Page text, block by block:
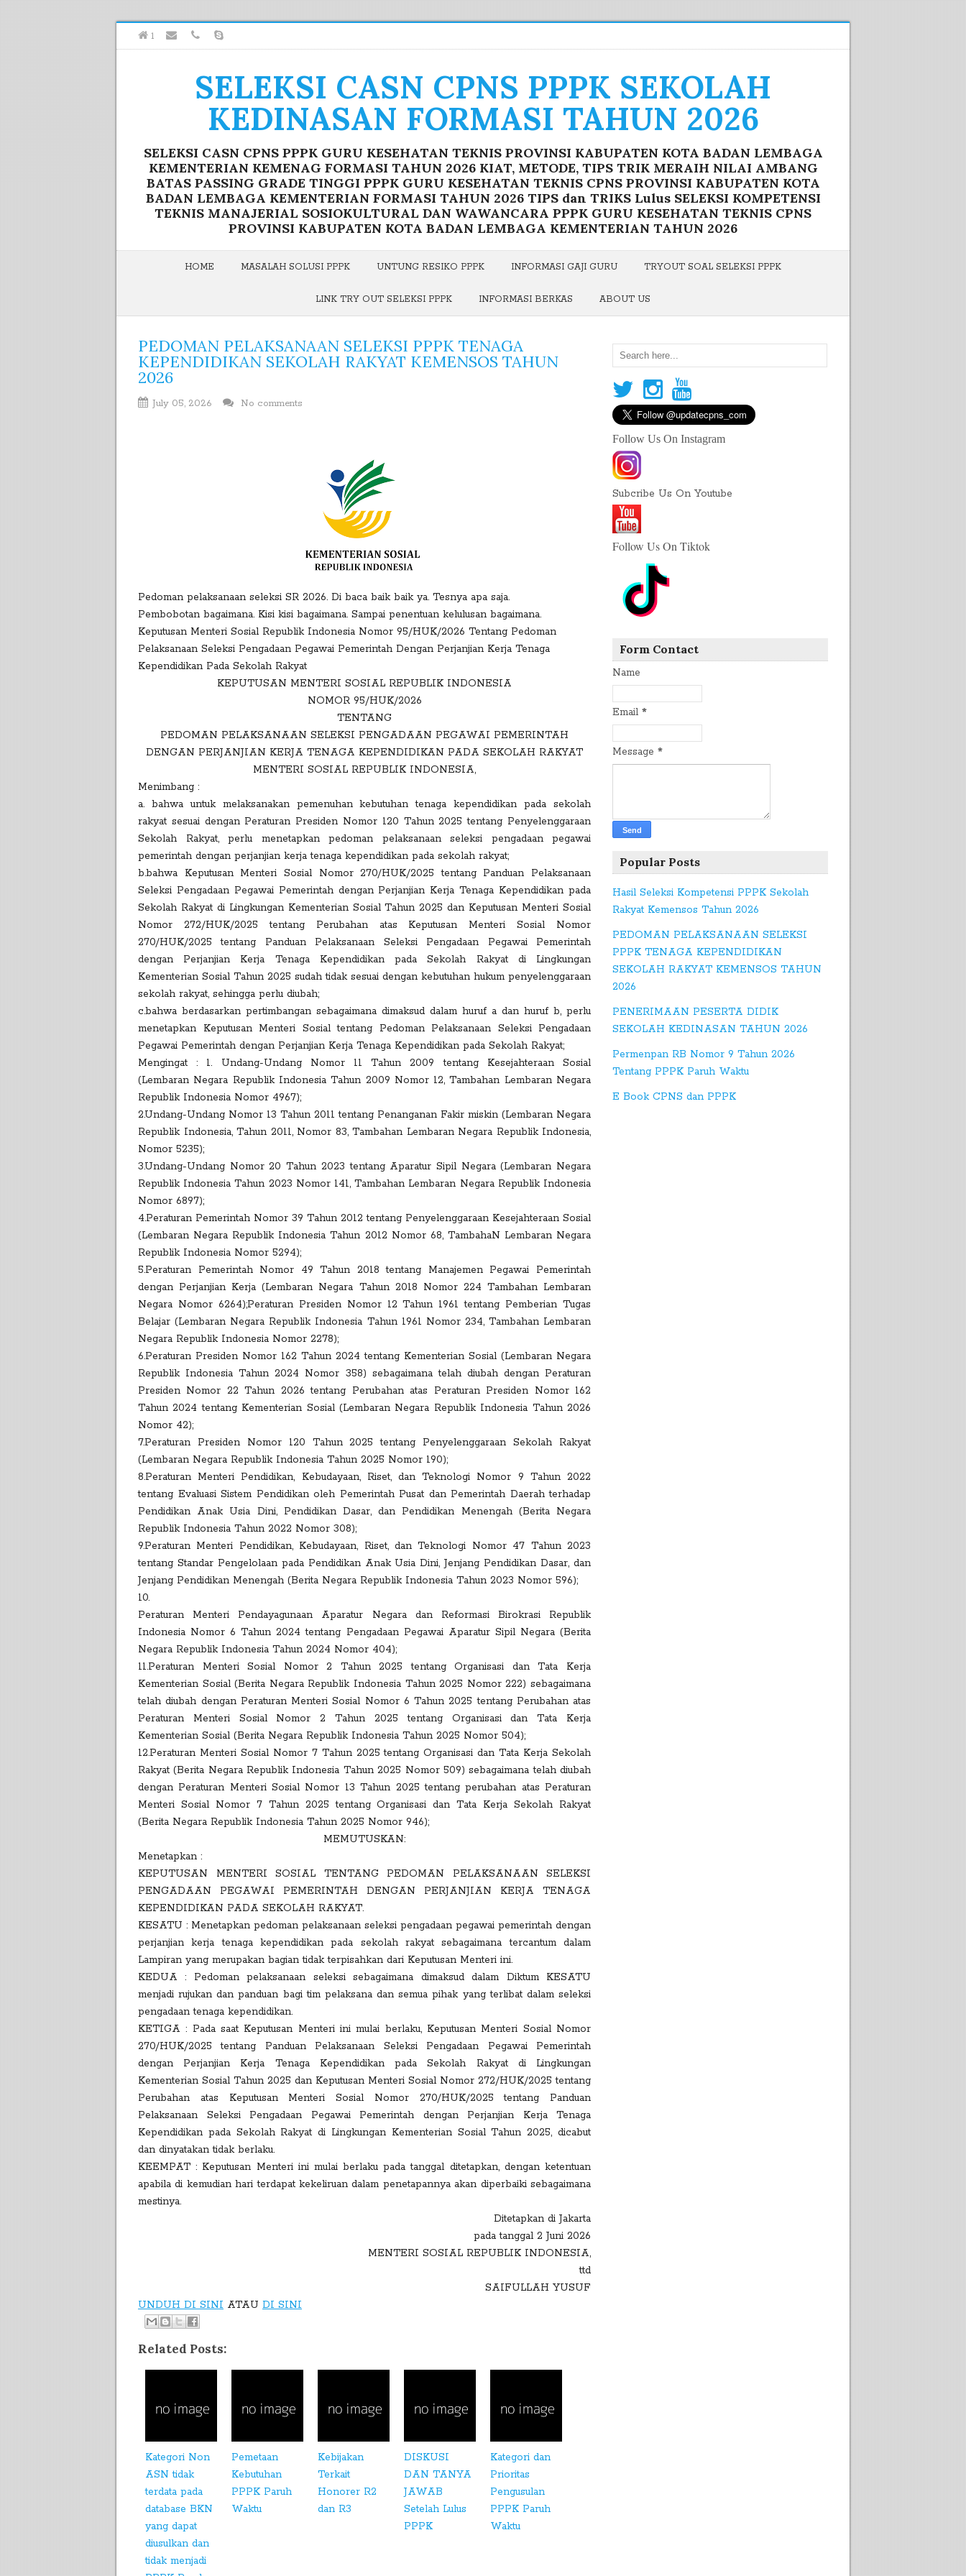
1
SELEKSI CASN CPNS PPPK SEKOLAH
KEDINASAN FORMASI TAHUN 2026
SELEKSI CASN CPNS PPPK GURU KESEHATAN TEKNIS PROVINSI KABUPATEN KOTA BADAN LEMBAGA
KEMENTERIAN KEMENAG FORMASI TAHUN 2026 KIAT, METODE, TIPS TRIK MERAIH NILAI AMBANG
BATAS PASSING GRADE TINGGI PPPK GURU KESEHATAN TEKNIS CPNS PROVINSI KABUPATEN KOTA
BADAN LEMBAGA KEMENTERIAN FORMASI TAHUN 2026 TIPS dan TRIKS Lulus SELEKSI KOMPETENSI
TEKNIS MANAJERIAL SOSIOKULTURAL DAN WAWANCARA PPPK GURU KESEHATAN TEKNIS CPNS
PROVINSI KABUPATEN KOTA BADAN LEMBAGA KEMENTERIAN TAHUN 2026
HOME MASALAH SOLUSI PPPK UNTUNG RESIKO PPPK INFORMASI GAJI GURU TRYOUT SOAL SELEKSI PPPK
LINK TRY OUT SELEKSI PPPK INFORMASI BERKAS ABOUT US
PEDOMAN PELAKSANAAN SELEKSI PPPK TENAGA
KEPENDIDIKAN SEKOLAH RAKYAT KEMENSOS TAHUN
2026
July 05, 2026 No comments
Pedoman pelaksanaan seleksi SR 2026. Di baca baik baik ya. Tesnya apa saja.
Pembobotan bagaimana. Kisi kisi bagaimana. Sampai penentuan kelulusan bagaimana.
Keputusan Menteri Sosial Republik Indonesia Nomor 95/HUK/2026 Tentang Pedoman
Pelaksanaan Seleksi Pengadaan Pegawai Pemerintah Dengan Perjanjian Kerja Tenaga
Kependidikan Pada Sekolah Rakyat
KEPUTUSAN MENTERI SOSIAL REPUBLIK INDONESIA
NOMOR 95/HUK/2026
TENTANG
PEDOMAN PELAKSANAAN SELEKSI PENGADAAN PEGAWAI PEMERINTAH
DENGAN PERJANJIAN KERJA TENAGA KEPENDIDIKAN PADA SEKOLAH RAKYAT
MENTERI SOSIAL REPUBLIK INDONESIA,
Menimbang :
a. bahwa untuk melaksanakan pemenuhan kebutuhan tenaga kependidikan pada sekolah
rakyat sesuai dengan Peraturan Presiden Nomor 120 Tahun 2025 tentang Penyelenggaraan
Sekolah Rakyat, perlu menetapkan pedoman pelaksanaan seleksi pengadaan pegawai
pemerintah dengan perjanjian kerja tenaga kependidikan pada sekolah rakyat;
b.bahwa Keputusan Menteri Sosial Nomor 270/HUK/2025 tentang Panduan Pelaksanaan
Seleksi Pengadaan Pegawai Pemerintah dengan Perjanjian Kerja Tenaga Kependidikan pada
Sekolah Rakyat di Lingkungan Kementerian Sosial Tahun 2025 dan Keputusan Menteri Sosial
Nomor 272/HUK/2025 tentang Perubahan atas Keputusan Menteri Sosial Nomor
270/HUK/2025 tentang Panduan Pelaksanaan Seleksi Pengadaan Pegawai Pemerintah
dengan Perjanjian Kerja Tenaga Kependidikan pada Sekolah Rakyat di Lingkungan
Kementerian Sosial Tahun 2025 sudah tidak sesuai dengan kebutuhan hukum penyelenggaraan
sekolah rakyat, sehingga perlu diubah;
c.bahwa berdasarkan pertimbangan sebagaimana dimaksud dalam huruf a dan huruf b, perlu
menetapkan Keputusan Menteri Sosial tentang Pedoman Pelaksanaan Seleksi Pengadaan
Pegawai Pemerintah dengan Perjanjian Kerja Tenaga Kependidikan pada Sekolah Rakyat;
Mengingat : 1. Undang-Undang Nomor 11 Tahun 2009 tentang Kesejahteraan Sosial
(Lembaran Negara Republik Indonesia Tahun 2009 Nomor 12, Tambahan Lembaran Negara
Republik Indonesia Nomor 4967);
2.Undang-Undang Nomor 13 Tahun 2011 tentang Penanganan Fakir miskin (Lembaran Negara
Republik Indonesia, Tahun 2011, Nomor 83, Tambahan Lembaran Negara Republik Indonesia,
Nomor 5235);
3.Undang-Undang Nomor 20 Tahun 2023 tentang Aparatur Sipil Negara (Lembaran Negara
Republik Indonesia Tahun 2023 Nomor 141, Tambahan Lembaran Negara Republik Indonesia
Nomor 6897);
4.Peraturan Pemerintah Nomor 39 Tahun 2012 tentang Penyelenggaraan Kesejahteraan Sosial
(Lembaran Negara Republik Indonesia Tahun 2012 Nomor 68, TambahaN Lembaran Negara
Republik Indonesia Nomor 5294);
5.Peraturan Pemerintah Nomor 49 Tahun 2018 tentang Manajemen Pegawai Pemerintah
dengan Perjanjian Kerja (Lembaran Negara Tahun 2018 Nomor 224 Tambahan Lembaran
Negara Nomor 6264);Peraturan Presiden Nomor 12 Tahun 1961 tentang Pemberian Tugas
Belajar (Lembaran Negara Republik Indonesia Tahun 1961 Nomor 234, Tambahan Lembaran
Negara Republik Indonesia Nomor 2278);
6.Peraturan Presiden Nomor 162 Tahun 2024 tentang Kementerian Sosial (Lembaran Negara
Republik Indonesia Tahun 2024 Nomor 358) sebagaimana telah diubah dengan Peraturan
Presiden Nomor 22 Tahun 2026 tentang Perubahan atas Peraturan Presiden Nomor 162
Tahun 2024 tentang Kementerian Sosial (Lembaran Negara Republik Indonesia Tahun 2026
Nomor 42);
7.Peraturan Presiden Nomor 120 Tahun 2025 tentang Penyelenggaraan Sekolah Rakyat
(Lembaran Negara Republik Indonesia Tahun 2025 Nomor 190);
8.Peraturan Menteri Pendidikan, Kebudayaan, Riset, dan Teknologi Nomor 9 Tahun 2022
tentang Evaluasi Sistem Pendidikan oleh Pemerintah Pusat dan Pemerintah Daerah terhadap
Pendidikan Anak Usia Dini, Pendidikan Dasar, dan Pendidikan Menengah (Berita Negara
Republik Indonesia Tahun 2022 Nomor 308);
9.Peraturan Menteri Pendidikan, Kebudayaan, Riset, dan Teknologi Nomor 47 Tahun 2023
tentang Standar Pengelolaan pada Pendidikan Anak Usia Dini, Jenjang Pendidikan Dasar, dan
Jenjang Pendidikan Menengah (Berita Negara Republik Indonesia Tahun 2023 Nomor 596);
10.
Peraturan Menteri Pendayagunaan Aparatur Negara dan Reformasi Birokrasi Republik
Indonesia Nomor 6 Tahun 2024 tentang Pengadaan Pegawai Aparatur Sipil Negara (Berita
Negara Republik Indonesia Tahun 2024 Nomor 404);
11.Peraturan Menteri Sosial Nomor 2 Tahun 2025 tentang Organisasi dan Tata Kerja
Kementerian Sosial (Berita Negara Republik Indonesia Tahun 2025 Nomor 222) sebagaimana
telah diubah dengan Peraturan Menteri Sosial Nomor 6 Tahun 2025 tentang Perubahan atas
Peraturan Menteri Sosial Nomor 2 Tahun 2025 tentang Organisasi dan Tata Kerja
Kementerian Sosial (Berita Negara Republik Indonesia Tahun 2025 Nomor 504);
12.Peraturan Menteri Sosial Nomor 7 Tahun 2025 tentang Organisasi dan Tata Kerja Sekolah
Rakyat (Berita Negara Republik Indonesia Tahun 2025 Nomor 509) sebagaimana telah diubah
dengan Peraturan Menteri Sosial Nomor 13 Tahun 2025 tentang perubahan atas Peraturan
Menteri Sosial Nomor 7 Tahun 2025 tentang Organisasi dan Tata Kerja Sekolah Rakyat
(Berita Negara Republik Indonesia Tahun 2025 Nomor 946);
MEMUTUSKAN:
Menetapkan :
KEPUTUSAN MENTERI SOSIAL TENTANG PEDOMAN PELAKSANAAN SELEKSI
PENGADAAN PEGAWAI PEMERINTAH DENGAN PERJANJIAN KERJA TENAGA
KEPENDIDIKAN PADA SEKOLAH RAKYAT.
KESATU : Menetapkan pedoman pelaksanaan seleksi pengadaan pegawai pemerintah dengan
perjanjian kerja tenaga kependidikan pada sekolah rakyat sebagaimana tercantum dalam
Lampiran yang merupakan bagian tidak terpisahkan dari Keputusan Menteri ini.
KEDUA : Pedoman pelaksanaan seleksi sebagaimana dimaksud dalam Diktum KESATU
menjadi rujukan dan panduan bagi tim pelaksana dan semua pihak yang terlibat dalam seleksi
pengadaan tenaga kependidikan.
KETIGA : Pada saat Keputusan Menteri ini mulai berlaku, Keputusan Menteri Sosial Nomor
270/HUK/2025 tentang Panduan Pelaksanaan Seleksi Pengadaan Pegawai Pemerintah
dengan Perjanjian Kerja Tenaga Kependidikan pada Sekolah Rakyat di Lingkungan
Kementerian Sosial Tahun 2025 dan Keputusan Menteri Sosial Nomor 272/HUK/2025 tentang
Perubahan atas Keputusan Menteri Sosial Nomor 270/HUK/2025 tentang Panduan
Pelaksanaan Seleksi Pengadaan Pegawai Pemerintah dengan Perjanjian Kerja Tenaga
Kependidikan pada Sekolah Rakyat di Lingkungan Kementerian Sosial Tahun 2025, dicabut
dan dinyatakan tidak berlaku.
KEEMPAT : Keputusan Menteri ini mulai berlaku pada tanggal ditetapkan, dengan ketentuan
apabila di kemudian hari terdapat kekeliruan dalam penetapannya akan diperbaiki sebagaimana
mestinya.
Ditetapkan di Jakarta
pada tanggal 2 Juni 2026
MENTERI SOSIAL REPUBLIK INDONESIA,
ttd
SAIFULLAH YUSUF
UNDUH DI SINI ATAU DI SINI
Related Posts:
Kategori Non
ASN tidak
terdata pada
database BKN
yang dapat
diusulkan dan
tidak menjadi
Pemetaan
Kebutuhan
PPPK Paruh
Waktu
Kebijakan
Terkait
Honorer R2
dan R3
DISKUSI
DAN TANYA
JAWAB
Setelah Lulus
PPPK
Kategori dan
Prioritas
Pengusulan
PPPK Paruh
Waktu
Follow Us On Instagram
Subcribe Us On Youtube
Follow Us On Tiktok
Form Contact
Name
Email *
Message *
Popular Posts
Hasil Seleksi Kompetensi PPPK Sekolah
Rakyat Kemensos Tahun 2026
PEDOMAN PELAKSANAAN SELEKSI
PPPK TENAGA KEPENDIDIKAN
SEKOLAH RAKYAT KEMENSOS TAHUN
2026
PENERIMAAN PESERTA DIDIK
SEKOLAH KEDINASAN TAHUN 2026
Permenpan RB Nomor 9 Tahun 2026
Tentang PPPK Paruh Waktu
E Book CPNS dan PPPK